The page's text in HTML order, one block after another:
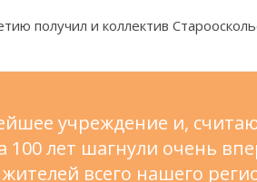
получил и коллектив
учреждение и,
100 лет шагнули очень
всего нашего